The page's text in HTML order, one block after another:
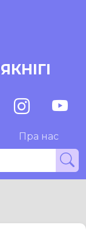
Пра нас